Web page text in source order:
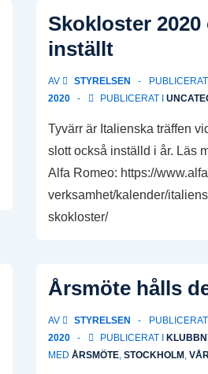
Skokloster 2020
inställt
AV STYRELSEN
2020
PUBLICERAT I
Tyvärr är Italienska träffen
slott också inställd i år. Läs
Alfa Romeo: https://
verksamhet/kalender/
skokloster/
Årsmöte hålls
AV STYRELSEN
2020
PUBLICERAT I
MED ÅRSMÖTE, STOCKHOLM ,